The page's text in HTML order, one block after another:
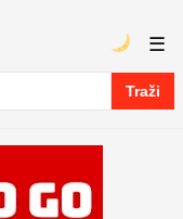
Traži
☰